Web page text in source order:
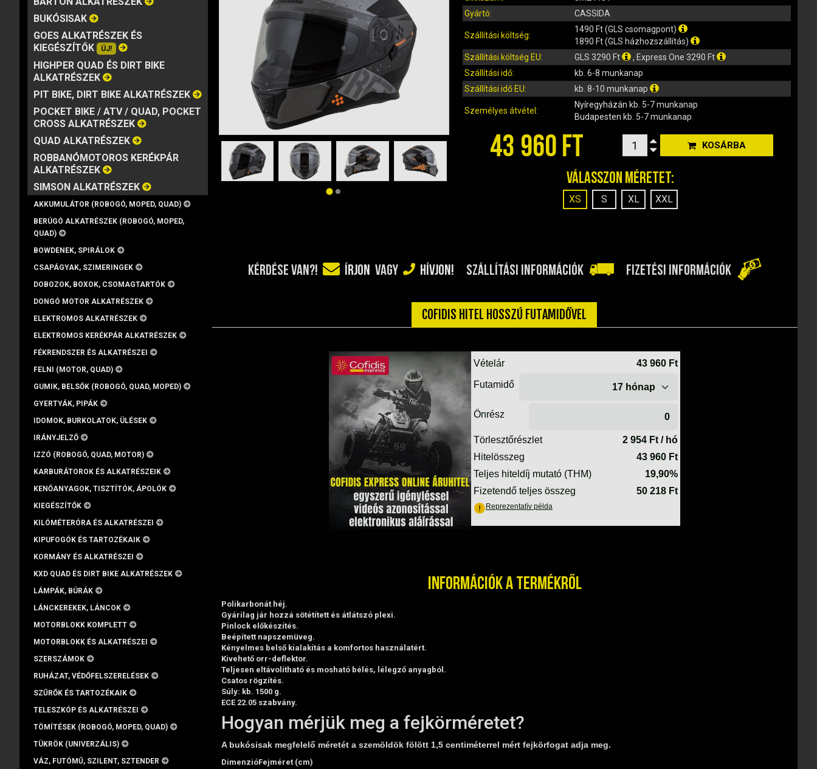
MÁRKA VISZKOZITÁS
BUKÓSISAK
GOES ALKATRÉSZEK ÉS
KIEGÉSZÍTŐK
ÚJ!
HIGHPER QUAD ÉS DIRT BIKE
ALKATRÉSZEK
PIT BIKE, DIRT BIKE ALKATRÉSZEK
POCKET BIKE / ATV / QUAD, POCKET
CROSS ALKATRÉSZEK
QUAD ALKATRÉSZEK
ROBBANÓMOTOROS KERÉKPÁR
ALKATRÉSZEK
SIMSON ALKATRÉSZEK
AKKUMULÁTOR (ROBOGÓ, MOPED, QUAD)
BERÚGÓ ALKATRÉSZEK (ROBOGÓ, MOPED,
QUAD)
BOWDENEK, SPIRÁLOK
CSAPÁGYAK, SZIMERINGEK
DOBOZOK, BOXOK, CSOMAGTARTÓK
DONGÓ MOTOR ALKATRÉSZEK
ELEKTROMOS ALKATRÉSZEK
ELEKTROMOS KERÉKPÁR ALKATRÉSZEK
FÉKRENDSZER ÉS ALKATRÉSZEI
FELNI (MOTOR, QUAD)
GUMIK, BELSŐK (ROBOGÓ, QUAD, MOPED)
GYERTYÁK, PIPÁK
IDOMOK, BURKOLATOK, ÜLÉSEK
IRÁNYJELZŐ
IZZÓ (ROBOGÓ, QUAD, MOTOR)
KARBURÁTOROK ÉS ALKATRÉSZEIK
KENŐANYAGOK, TISZTÍTÓK, ÁPOLÓK
KIEGÉSZÍTŐK
KILÓMÉTERÓRA ÉS ALKATRÉSZEI
KIPUFOGÓK ÉS TARTOZÉKAIK
KORMÁNY ÉS ALKATRÉSZEI
KXD QUAD ÉS DIRT BIKE ALKATRÉSZEK
LÁMPÁK, BÚRÁK
LÁNCKEREKEK, LÁNCOK
MOTORBLOKK KOMPLETT
MOTORBLOKK ÉS ALKATRÉSZEI
SZERSZÁMOK
RUHÁZAT, VÉDŐFELSZERELÉSEK
SZŰRŐK ÉS TARTOZÉKAIK
TELESZKÓP ÉS ALKATRÉSZEI
TÖMÍTÉSEK (ROBOGÓ, MOPED, QUAD)
TÜKRÖK (UNIVERZÁLIS)
VÁZ, FUTÓMŰ, SZILENT, SZTENDER
Gyártó:
CASSIDA
Szállítási költség:
1490 Ft (GLS csomagpont)
1890 Ft (GLS házhozszállítás)
Szállítási költség EU:
GLS 3290 Ft
, Express One 3290 Ft
Szállítási idő:
kb. 6-8 munkanap
Szállítási idő EU:
kb. 8-10 munkanap
Személyes átvétel:
Nyíregyházán kb. 5-7 munkanap
Budapesten kb. 5-7 munkanap
43 960 FT KOSÁRBA
Válasszon méretet:
XS S XL XXL
KÉRDÉSE VAN?! ÍRJON VAGY HÍVJON! SZÁLLÍTÁSI INFORMÁCIÓK FIZETÉSI INFORMÁCIÓK
COFIDIS HITEL HOSSZÚ FUTAMIDŐVEL
Információk a termékről
Polikarbonát héj.
Gyárilag jár hozzá sötétített és átlátszó plexi.
Pinlock előkészítés.
Beépített napszemüveg.
Kényelmes belső kialakítás a komfortos használatért.
Kivehető orr-deflektor.
Teljesen eltávolítható és mosható bélés, lélegző anyagból.
Csatos rögzítés.
Súly: kb. 1500 g.
ECE 22.05 szabvány.
Hogyan mérjük meg a fejkörméretet?
A bukósisak megfelelő méretét a szemöldök fölött 1,5 centiméterrel mért fejkörfogat adja meg.
DimenzióFejméret (cm)